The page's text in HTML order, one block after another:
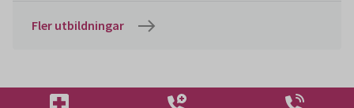
Fler utbildningar